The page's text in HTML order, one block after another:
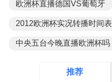
欧洲杯直播德国VS葡萄牙
2012欧洲杯实况转播时间表
中央五台今晚直播欧洲杯吗
推荐